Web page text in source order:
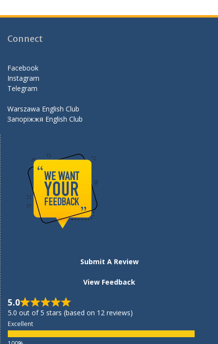
b
o
k
gr er d
Connect
Facebook
Instagram
Telegram
Warszawa English Club
Запоріжжя English Club
Submit A Review
View Feedback
5.0
5.0 out of 5 stars (based on 12 reviews)
Excellent